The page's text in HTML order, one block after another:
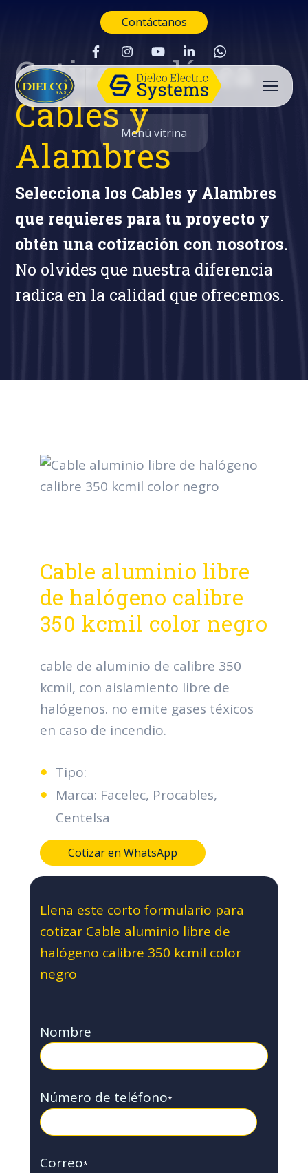
Contáctanos
Buscar
Menú vitrina
Cotiza en línea
Cables y
Alambres
Selecciona los Cables y Alambres
que requieres para tu proyecto y
obtén una cotización con nosotros.
No olvides que nuestra diferencia
radica en la calidad que ofrecemos.
Cable aluminio libre
de halógeno calibre
350 kcmil color negro
cable de aluminio de calibre 350
kcmil, con aislamiento libre de
halógenos. no emite gases téxicos
en caso de incendio.
Tipo:
Marca: Facelec, Procables,
Centelsa
Cotizar en WhatsApp
Llena este corto formulario para
cotizar Cable aluminio libre de
halógeno calibre 350 kcmil color
negro
Nombre
Número de teléfono*
Correo*